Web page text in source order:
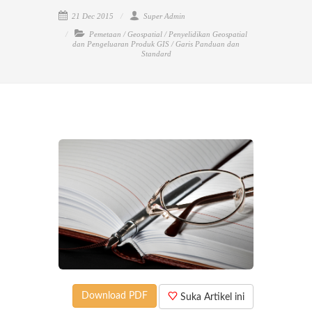
21 Dec 2015 Super Admin
Pemetaan /Geospatial/ Penyelidikan Geospatial
dan Pengeluaran Produk GIS /Garis Panduan dan
Standard
Suka Artikel ini
Download PDF